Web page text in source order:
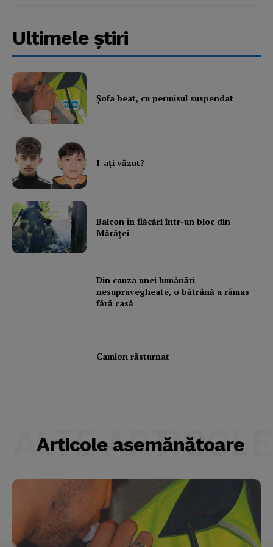
My account
Ultimele ştiri
Şofa beat, cu permisul suspendat
I-aţi văzut?
Balcon în flăcări într-un bloc din
Mărăţei
Din cauza unei lumânări
nesupravegheate, o bătrână a rămas
fără casă
Camion răsturnat
Articole asemănătoare
ALTE ARTICOLE